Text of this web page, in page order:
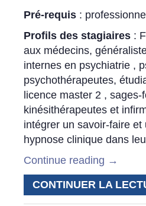
Pré-requis :
Profils des stagiaires :
aux médecins,
internes en psychiatrie ,
psychothérapeutes,
licence master 2 , sages-
kinésithérapeutes et
intégrer un savoir-faire et
hypnose clinique dans
Continue reading →
CONTINUER LA